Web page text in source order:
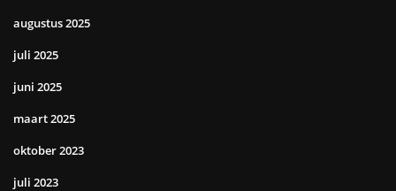
augustus 2025
juli 2025
juni 2025
maart 2025
oktober 2023
juli 2023